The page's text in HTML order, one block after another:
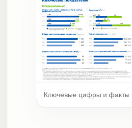
Ключевые цифры и факты